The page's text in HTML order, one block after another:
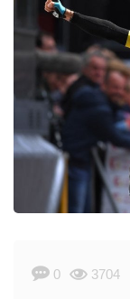
0 3704